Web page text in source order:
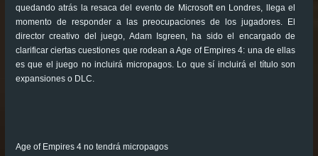
quedando atrás la resaca del evento de Microsoft en Londres, llega el
momento de responder a las preocupaciones de los jugadores. El
director creativo del juego, Adam Isgreen, ha sido el encargado de
clarificar ciertas cuestiones que rodean a Age of Empires 4: una de ellas
es que el juego no incluirá micropagos. Lo que sí incluirá el título son
expansiones o DLC.
Age of Empires 4 no tendrá micropagos